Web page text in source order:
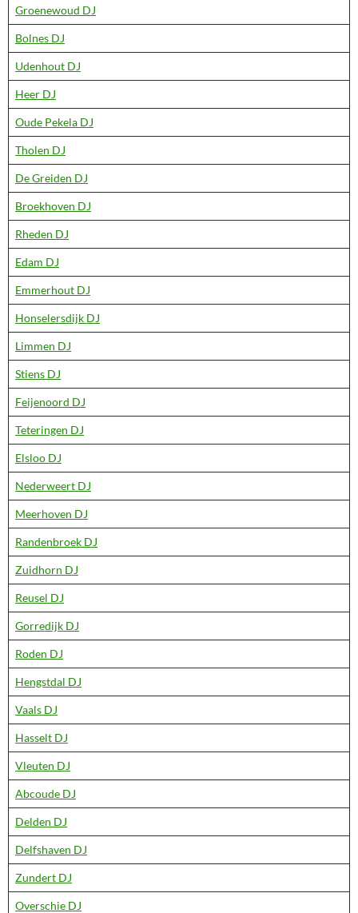
Groenewoud DJ
Bolnes DJ
Udenhout DJ
Heer DJ
Oude Pekela DJ
Tholen DJ
De Greiden DJ
Broekhoven DJ
Rheden DJ
Edam DJ
Emmerhout DJ
Honselersdijk DJ
Limmen DJ
Stiens DJ
Feijenoord DJ
Teteringen DJ
Elsloo DJ
Nederweert DJ
Meerhoven DJ
Randenbroek DJ
Zuidhorn DJ
Reusel DJ
Gorredijk DJ
Roden DJ
Hengstdal DJ
Vaals DJ
Hasselt DJ
Vleuten DJ
Abcoude DJ
Delden DJ
Delfshaven DJ
Zundert DJ
Overschie DJ